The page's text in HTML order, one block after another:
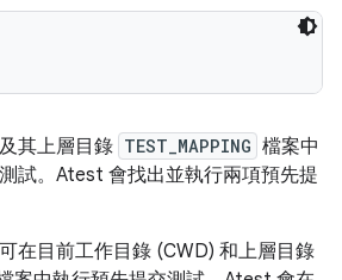
其上層目錄 TEST_MAPPING 檔案中
試。Atest 會找出並執行兩項預先提
在目前工作目錄 (CWD) 和上層目錄